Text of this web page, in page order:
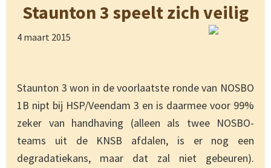
Staunton 3 speelt zich veilig
4 maart 2015
Staunton 3 won in de voorlaatste ronde van NOSBO
1B nipt bij HSP/Veendam 3 en is daarmee voor 99%
zeker van handhaving (alleen als twee NOSBO-
teams uit de KNSB afdalen, is er nog een
degradatiekans, maar dat zal niet gebeuren).